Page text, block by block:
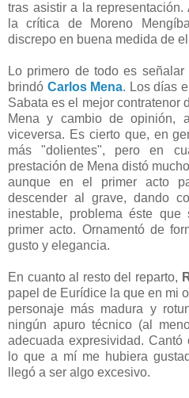
tras asistir a la
la crítica de Moreno
discrepo en buena medida de
Lo primero de todo es
brindó Carlos Mena. Los días
Sabata es el mejor contratenor
Mena y cambio de opinión,
viceversa. Es cierto que, en
más "dolientes", pero en
prestación de Mena distó
aunque en el primer acto
descender al grave, dando
inestable, problema éste
primer acto. Ornamentó de
gusto y elegancia.
En cuanto al resto del reparto,
papel de Eurídice la que en mi
personaje más madura y
ningún apuro técnico (al
adecuada expresividad.
lo que a mí me hubiera
llegó a ser algo excesivo.